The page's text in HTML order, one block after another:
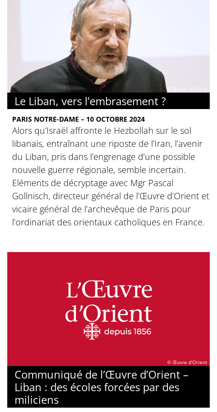
© Œuvre d’Orient
Le Liban, vers l’embrasement ?
PARIS NOTRE-DAME – 10 OCTOBRE 2024
Alors qu’Israël affronte le Hezbollah sur le sol
libanais, entraînant une riposte de l’Iran, l’avenir
du Liban, pris dans l’engrenage d’une possible
nouvelle guerre régionale, semble incertain.
Eléments de décryptage avec Mgr Pascal
Gollnisch, directeur général de l’Œuvre d’Orient et
vicaire général de l’archevêque de Paris pour
l’ordinariat des orientaux catholiques en France.
© Œuvre d’Orient
Communiqué de l’Œuvre d’Orient –
Liban : des écoles forcées par des
miliciens